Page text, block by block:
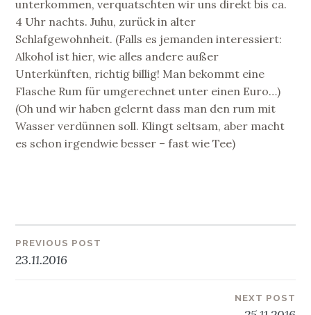
unterkommen, verquatschten wir uns direkt bis ca.
4 Uhr nachts. Juhu, zurück in alter
Schlafgewohnheit. (Falls es jemanden interessiert:
Alkohol ist hier, wie alles andere außer
Unterkünften, richtig billig! Man bekommt eine
Flasche Rum für umgerechnet unter einen Euro…)
(Oh und wir haben gelernt dass man den rum mit
Wasser verdünnen soll. Klingt seltsam, aber macht
es schon irgendwie besser – fast wie Tee)
Beitragsnavigation
PREVIOUS POST
23.11.2016
NEXT POST